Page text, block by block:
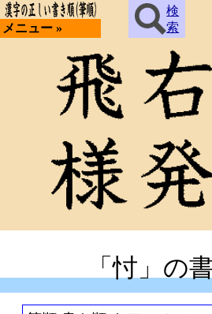
メニュー »
検
索
「忖」の